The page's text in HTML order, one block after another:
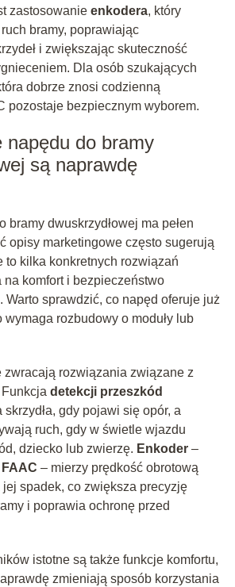
zastosowanie enkodera, który
bramy, poprawiając
i zwiększając skuteczność
Dla osób szukających
dobrze znosi codzienną
pozostaje bezpiecznym wyborem.
napędu do bramy
są naprawdę
bramy dwuskrzydłowej ma pełen
opisy marketingowe często sugerują
to kilka konkretnych rozwiązań
na komfort i bezpieczeństwo
Warto sprawdzić, co napęd oferuje już
wymaga rozbudowy o moduły lub
zwracają rozwiązania związane z
detekcji przeszkód
gdy pojawi się opór, a
ruch, gdy w świetle wjazdu
dziecko lub zwierzę. Enkoder–
FAAC – mierzy prędkość obrotową
spadek, co zwiększa precyzję
i poprawia ochronę przed
istotne są także funkcje komfortu,
zmieniają sposób korzystania